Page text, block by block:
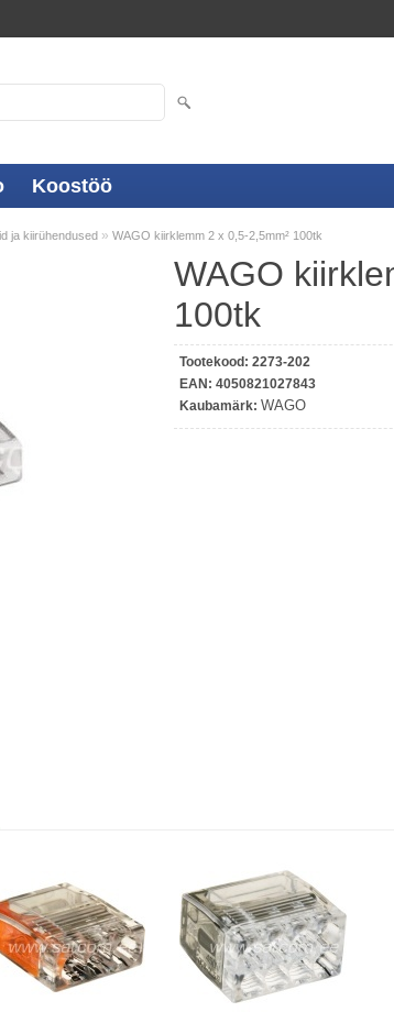
Koostöö
ja kiirühendused » WAGO kiirklemm 2 x 0,5-2,5mm² 100tk
WAGO
100tk
Tootekood: 2273-202
EAN: 4050821027843
Kaubamärk: WAGO